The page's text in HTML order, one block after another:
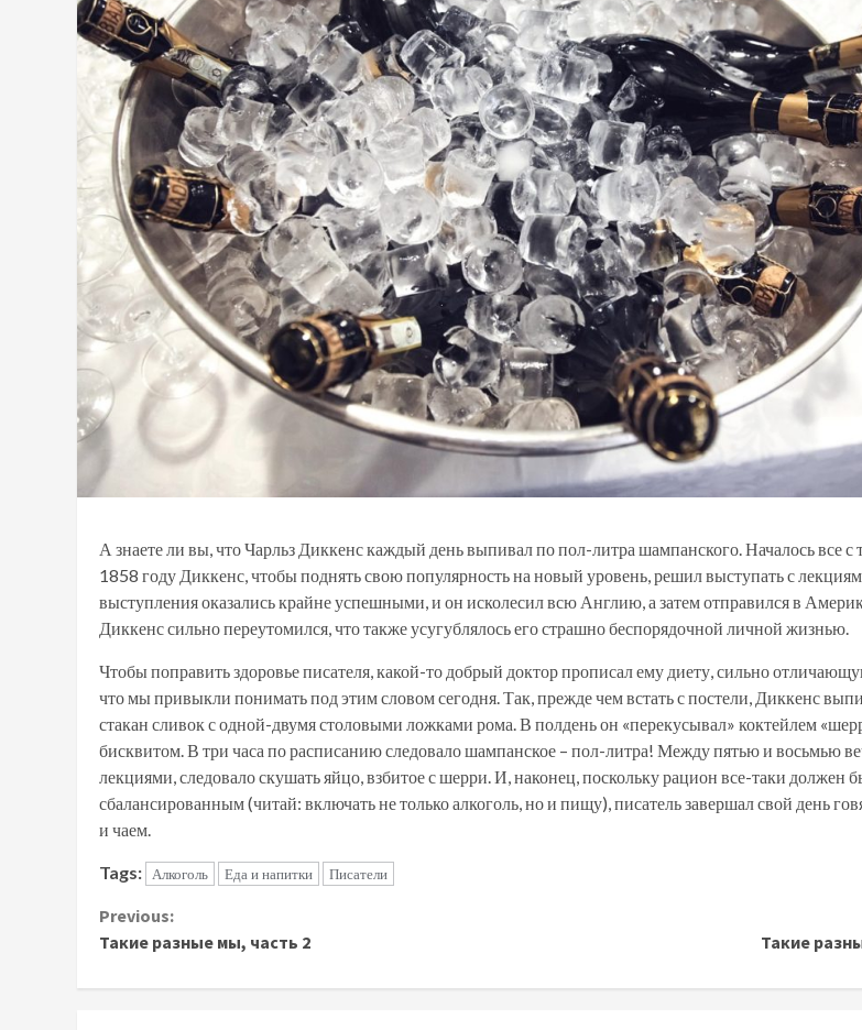
А знаете ли вы, что Чарльз Диккенс каждый день выпивал по пол-литра шампанского. Началось все с
1858 году Диккенс, чтобы поднять свою популярность на новый уровень, решил выступать с
выступления оказались крайне успешными, и он исколесил всю Англию, а затем отправился в
Диккенс сильно переутомился, что также усугублялось его страшно беспорядочной личной жизнью.
Чтобы поправить здоровье писателя, какой-то добрый доктор прописал ему диету, сильно
что мы привыкли понимать под этим словом сегодня. Так, прежде чем встать с постели, Диккенс
стакан сливок с одной-двумя столовыми ложками рома. В полдень он «перекусывал» коктейлем
бисквитом. В три часа по расписанию следовало шампанское – пол-литра! Между пятью и восьмью
лекциями, следовало скушать яйцо, взбитое с шерри. И, наконец, поскольку рацион все-таки должен
сбалансированным (читай: включать не только алкоголь, но и пищу), писатель завершал свой день
и чаем.
Tags: Алкоголь Еда и напитки Писатели
Continue
Reading
Previous:
Такие разные мы, часть 2
Такие